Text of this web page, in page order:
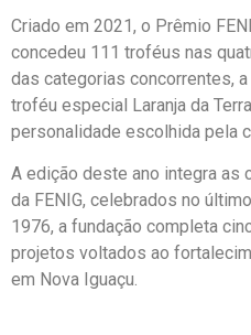
Criado em 2021, o Prêmio
concedeu 111 troféus nas
das categorias concorrentes,
troféu especial Laranja da
personalidade escolhida pela
A edição deste ano integra as
da FENIG, celebrados no
1976, a fundação completa
projetos voltados ao
em Nova Iguaçu.